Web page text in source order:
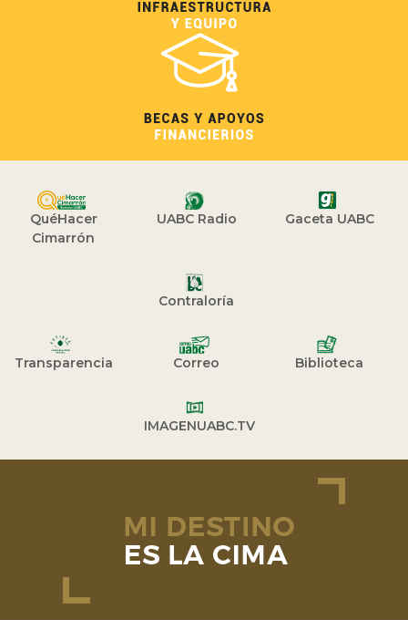
QuéHacer
Cimarrón
UABC Radio Gaceta UABC
Contraloría
Transparencia Correo Biblioteca
IMAGENUABC.TV